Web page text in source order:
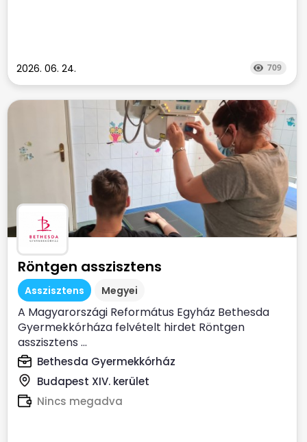
2026. 06. 24. 709
Röntgen asszisztens
Asszisztens Megyei
A Magyarországi Református Egyház Bethesda
Gyermekkórháza felvételt hirdet Röntgen
asszisztens ...
Bethesda Gyermekkórház
Budapest XIV. kerület
Nincs megadva